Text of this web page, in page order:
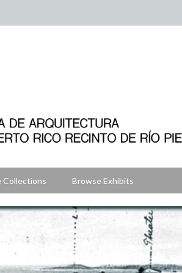
Collections Browse Exhibits